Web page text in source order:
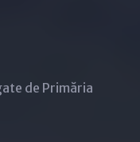
de Primăria